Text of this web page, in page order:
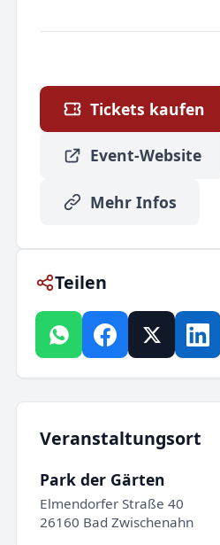
Tickets kaufen
Event-Website
Mehr Infos
Teilen
Veranstaltungsort
Park der Gärten
Elmendorfer Straße 40
26160 Bad Zwischenahn